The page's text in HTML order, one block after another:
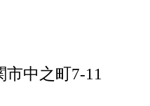
市中之町7-11